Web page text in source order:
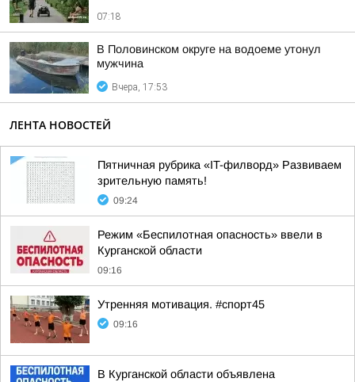
07:18
В Половинском округе на водоеме утонул
мужчина
Вчера, 17:53
ЛЕНТА НОВОСТЕЙ
Пятничная рубрика «IT-филворд» Развиваем
зрительную память!
09:24
Режим «Беспилотная опасность» ввели в
Курганской области
09:16
Утренняя мотивация. #спорт45
09:16
В Курганской области объявлена